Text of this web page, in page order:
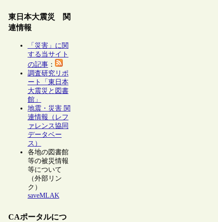
東日本大震災 関
連情報
「災害」に関
する当サイト
の記事：
調査研究リポ
ート「東日本
大震災と図書
館」
地震・災害 関
連情報（レフ
ァレンス協同
データベー
ス）
各地の図書館
等の被災情報
等について
（外部リン
ク）
saveMLAK
CAポータルにつ